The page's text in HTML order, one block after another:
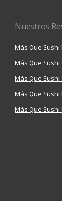
Nuestros
Más Que Sushi
Más Que Sushi
Más Que Sushi
Más Que Sushi
Más Que